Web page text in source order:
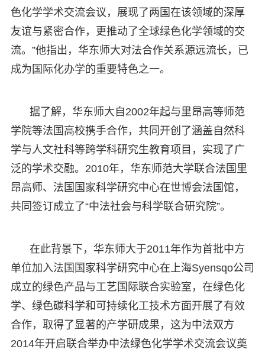
色化学学术交流会议，展现了两国在该领域的深厚
友谊与紧密合作，更推动了全球绿色化学领域的交
流。”他指出，华东师大对法合作关系源远流长，已
成为国际化办学的重要特色之一。
据了解，华东师大自2002年起与里昂高等师范
学院等法国高校携手合作，共同开创了涵盖自然科
学与人文社科等跨学科研究生教育项目，实现了广
泛的学术交融。2010年，华东师范大学联合法国里
昂高师、法国国家科学研究中心在世博会法国馆，
共同签订成立了“中法社会与科学联合研究院”。
在此背景下，华东师大于2011年作为首批中方
单位加入法国国家科学研究中心在上海Syensqo公司
成立的绿色产品与工艺国际联合实验室，在绿色化
学、绿色碳科学和可持续化工技术方面开展了有效
合作，取得了显著的产学研成果，这为中法双方
2014年开启联合举办中法绿色化学学术交流会议奠